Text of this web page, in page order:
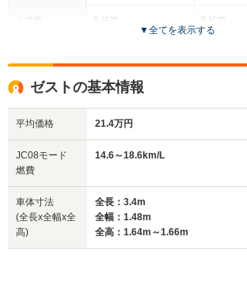
サイズ
(全長x全幅x全高)
5ドア
全高
全長
-m
5ドア
全高
▼全てを表示する
ゼストの基本情報
平均価格 21.4万円
JC08モード
燃費
14.6～18.6km/L
車体寸法
(全長x全幅x全
高)
全長：3.4m
全幅：1.48m
全高：1.64m～1.66m